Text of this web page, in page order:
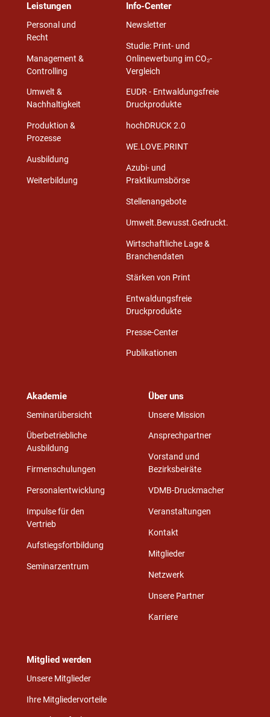
Leistungen
Personal und
Recht
Management &
Controlling
Umwelt &
Nachhaltigkeit
Produktion &
Prozesse
Ausbildung
Weiterbildung
Info-Center
Newsletter
Studie: Print- und
Onlinewerbung im CO₂-
Vergleich
EUDR - Entwaldungsfreie
Druckprodukte
hochDRUCK 2.0
WE.LOVE.PRINT
Azubi- und
Praktikumsbörse
Stellenangebote
Umwelt.Bewusst.Gedruckt.
Wirtschaftliche Lage &
Branchendaten
Stärken von Print
Entwaldungsfreie
Druckprodukte
Presse-Center
Publikationen
Akademie
Seminarübersicht
Überbetriebliche
Ausbildung
Firmenschulungen
Personalentwicklung
Impulse für den
Vertrieb
Aufstiegsfortbildung
Seminarzentrum
Über uns
Unsere Mission
Ansprechpartner
Vorstand und
Bezirksbeiräte
VDMB-Druckmacher
Veranstaltungen
Kontakt
Mitglieder
Netzwerk
Unsere Partner
Karriere
Mitglied werden
Unsere Mitglieder
Ihre Mitgliedervorteile